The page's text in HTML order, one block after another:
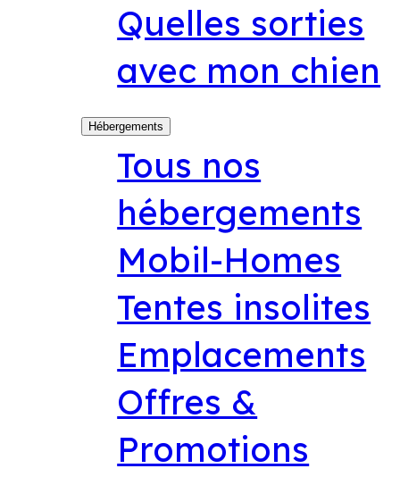
Quelles sorties
avec mon chien
Hébergements
Tous nos
hébergements
Mobil-Homes
Tentes insolites
Emplacements
Offres &
Promotions